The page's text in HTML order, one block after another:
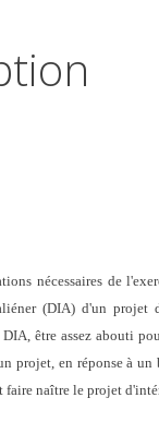
nécessaires de
(DIA) d'un projet
être assez abouti
projet, en réponse à un
faire naître le projet